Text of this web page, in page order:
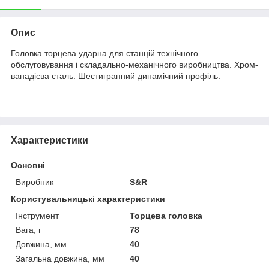
Опис
Головка торцева ударна для станцій технічного
обслуговування і складально-механічного виробництва. Хром-
ванадієва сталь. Шестигранний динамічний профіль.
Характеристики
Основні
Виробник
S&R
Користувальницькі характеристики
Інструмент
Торцева головка
Вага, г
78
Довжина, мм
40
Загальна довжина, мм
40